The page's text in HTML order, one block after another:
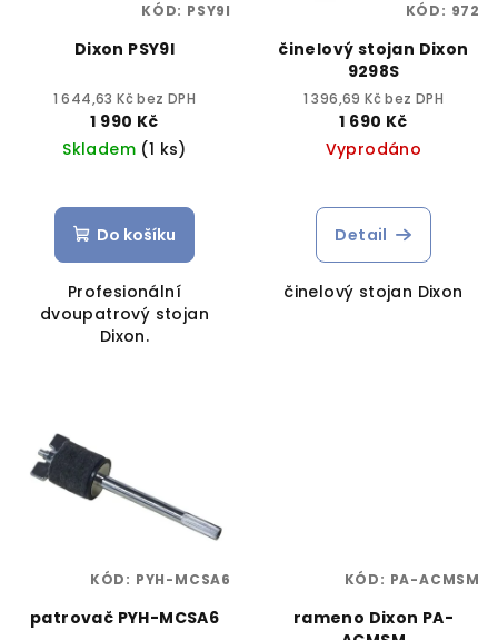
Dixon PSY9I
1 644,63 Kč bez DPH
1 990 Kč
Skladem (1 ks)
Do košíku
Profesionální
dvoupatrový stojan
Dixon.
KÓD: PSY9I
činelový stojan Dixon
9298S
1 396,69 Kč bez DPH
1 690 Kč
Vyprodáno
Detail
činelový stojan Dixon
KÓD: 972
patrovač PYH-MCSA6
KÓD: PYH-MCSA6
rameno Dixon PA-
KÓD: PA-ACMSM